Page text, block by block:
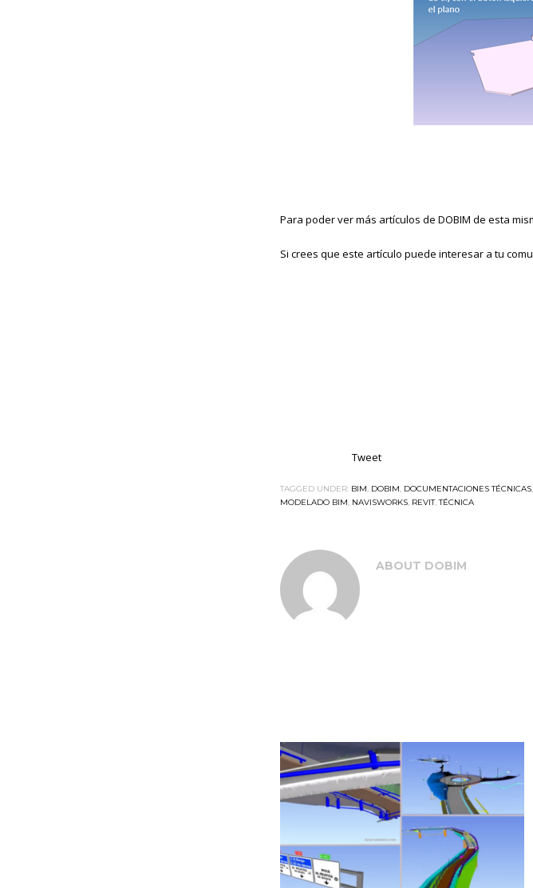
Para poder ver más artículos de DOBIM de esta
Si crees que este artículo puede interesar a tu
Tweet
TAGGED UNDER: BIM, DOBIM, DOCUMENTACIONES TÉCNICAS,
MODELADO BIM, NAVISWORKS, REVIT,TÉCNICA
ABOUT DOBIM